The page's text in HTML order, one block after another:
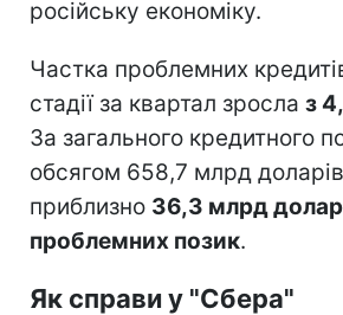
російську економіку.
Частка проблемних
стадії за квартал зросла з
За загального кредитного
обсягом 658,7 млрд доларів
приблизно 36,3 млрд
проблемних позик.
Як справи у "Сбера"